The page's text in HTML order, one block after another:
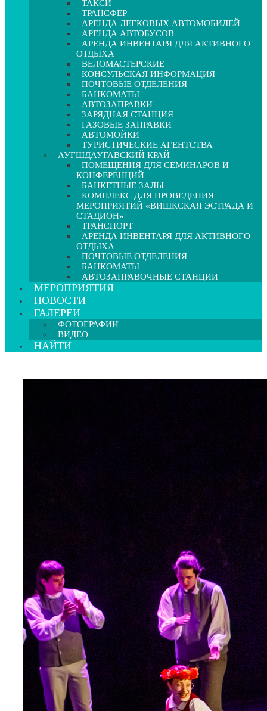
ТАКСИ
ТРАНСФЕР
АРЕНДА ЛЕГКОВЫХ АВТОМОБИЛЕЙ
АРЕНДА АВТОБУСОВ
АРЕНДА ИНВЕНТАРЯ ДЛЯ АКТИВНОГО
ОТДЫХА
ВЕЛОМАСТЕРСКИЕ
КОНСУЛЬСКАЯ ИНФОРМАЦИЯ
ПОЧТОВЫЕ ОТДЕЛЕНИЯ
БАНКОМАТЫ
АВТОЗАПРАВКИ
ЗАРЯДНАЯ СТАНЦИЯ
ГАЗОВЫЕ ЗАПРАВКИ
АВТОМОЙКИ
ТУРИСТИЧЕСКИЕ АГЕНТСТВА
АУГШДАУГАВСКИЙ КРАЙ
ПОМЕЩЕНИЯ ДЛЯ СЕМИНАРОВ И
КОНФЕРЕНЦИЙ
БАНКЕТНЫЕ ЗАЛЫ
КОМПЛЕКС ДЛЯ ПРОВЕДЕНИЯ
МЕРОПРИЯТИЙ «ВИШКСКАЯ ЭСТРАДА И
СТАДИОН»
ТРАНСПОРТ
АРЕНДА ИНВЕНТАРЯ ДЛЯ АКТИВНОГО
ОТДЫХА
ПОЧТОВЫЕ ОТДЕЛЕНИЯ
БАНКОМАТЫ
АВТОЗАПРАВОЧНЫЕ СТАНЦИИ
МЕРОПРИЯТИЯ
НОВОСТИ
ГАЛЕРЕИ
ФОТОГРАФИИ
ВИДЕО
НАЙТИ